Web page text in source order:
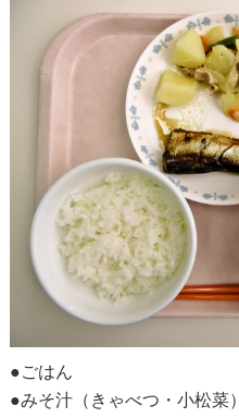
●ごはん
●みそ汁（きゃべつ・小松菜）